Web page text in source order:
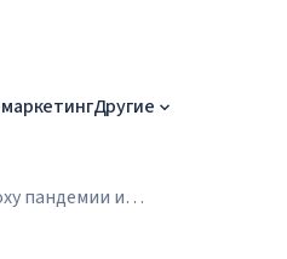
Другие
пандемии и